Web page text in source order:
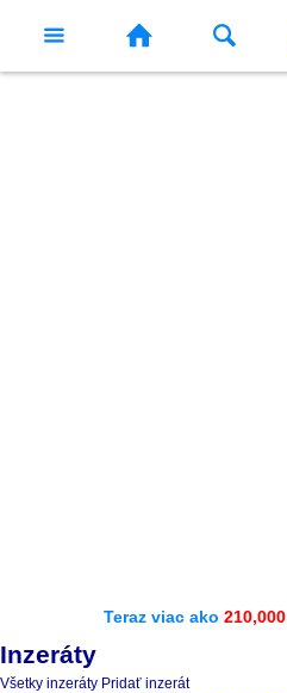
Teraz viac ako 210,000
Inzeráty
Všetky inzeráty Pridať inzerát